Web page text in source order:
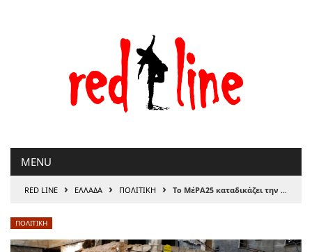
MENU
RED LINE › ΕΛΛΑΔΑ › ΠΟΛΙΤΙΚΗ › Το ΜέΡΑ25 καταδικάζει την εθνοκάθαρση στη Γάζα από τον ισραηλινό στρατό
ΠΟΛΙΤΙΚΗ